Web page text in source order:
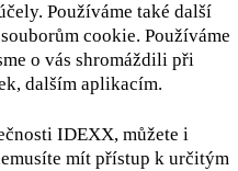
Používáme také další
cookie. Používáme
o vás shromáždili při
dalším aplikacím.
IDEXX, můžete i
mít přístup k určitým